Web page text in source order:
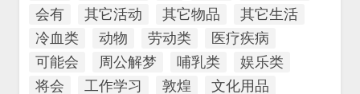
会有
其它活动 其它物品
其它生活
冷血类
动物 劳动类
医疗疾病
可能会
周公解梦 哺乳类
娱乐类
将会
工作学习 敦煌
文化用品